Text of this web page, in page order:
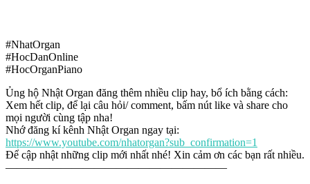
#NhatOrgan
#HocDanOnline
#HocOrganPiano
Ủng hộ Nhật Organ đăng thêm nhiều clip hay, bổ ích bằng cách:
Xem hết clip, để lại câu hỏi/ comment, bấm nút like và share cho
mọi người cùng tập nha!
Nhớ đăng kí kênh Nhật Organ ngay tại:
https://www.youtube.com/nhatorgan?sub_confirmation=1
Để cập nhật những clip mới nhất nhé! Xin cảm ơn các bạn rất nhiều.
————————————————————